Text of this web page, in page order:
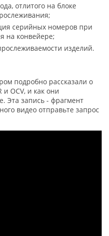
отлитого на блоке
серийных номеров при
на конвейере;
изделий.
подробно рассказали о
и OCV, и как они
Эта запись - фрагмент
видео отправьте запрос